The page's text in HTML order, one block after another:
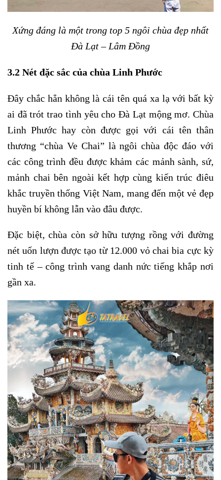
Xứng đáng là một trong top 5 ngôi chùa đẹp nhất
Đà Lạt – Lâm Đồng
3.2 Nét đặc sắc của chùa Linh Phước
Đây chắc hẳn không là cái tên quá xa lạ với bất kỳ
ai đã trót trao tình yêu cho Đà Lạt mộng mơ. Chùa
Linh Phước hay còn được gọi với cái tên thân
thương “chùa Ve Chai” là ngôi chùa độc đáo với
các công trình đều được khảm các mảnh sành, sứ,
mảnh chai bên ngoài kết hợp cùng kiến trúc điêu
khắc truyền thống Việt Nam, mang đến một vẻ đẹp
huyền bí không lẫn vào đâu được.
Đặc biệt, chùa còn sở hữu tượng rồng với đường
nét uốn lượn được tạo từ 12.000 vỏ chai bia cực kỳ
tinh tế – công trình vang danh nức tiếng khắp nơi
gần xa.